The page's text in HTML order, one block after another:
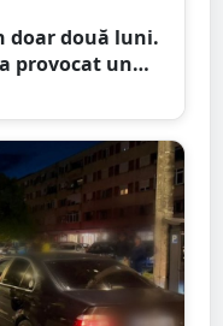
doar două luni.
provocat un